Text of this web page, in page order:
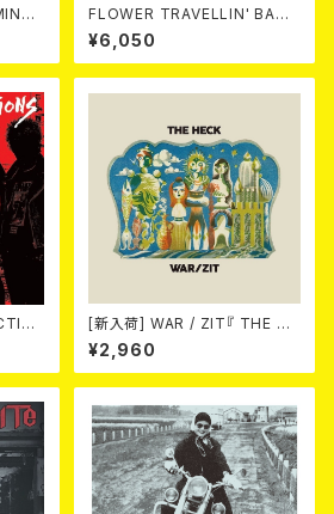
I
FLOWER TRAVELLIN' BAND
¥6,050
[新入荷] WAR / ZIT『 THE HE
CK( 12") 』
¥2,960